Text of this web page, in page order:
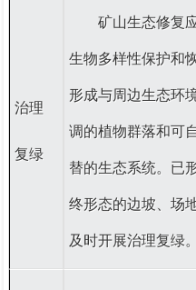
治理
复绿
矿山生态修复
生物多样性保护和
形成与周边生态环
调的植物群落和可
替的生态系统。已
终形态的边坡、场
及时开展治理复绿。